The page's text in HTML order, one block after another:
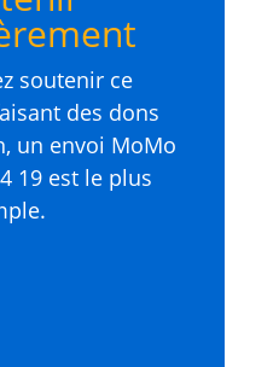
soutenir ce
des dons
un envoi MoMo
19 est le plus